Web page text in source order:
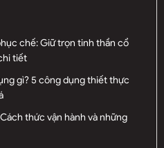
chế: Giữ trọn tinh thần cổ
tiết
gì? 5 công dụng thiết thực
thức vận hành và những